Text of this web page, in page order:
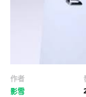
作者
影雪